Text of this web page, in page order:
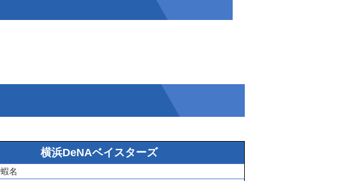
横浜DeNAベイスターズ
蝦名